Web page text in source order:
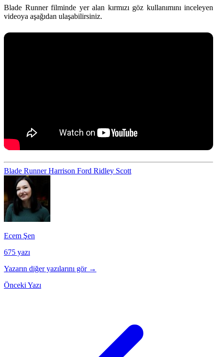
Blade Runner filminde yer alan kırmızı göz kullanımını inceleyen
videoya aşağıdan ulaşabilirsiniz.
Blade RunnerHarrison Ford Ridley Scott
Ecem Şen
675 yazı
Yazarın diğer yazılarını gör →
Önceki Yazı